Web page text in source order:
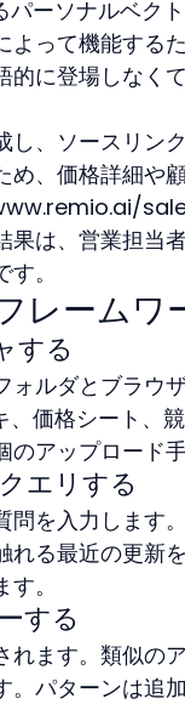
ーソナルベク
って機能する
に登場しなく
、ソースリン
、価格詳細や
は、営業担当
。
レームワ
する
ルダとブラウ
価格シート、
アップロード
エリする
を入力します
る最近の更新
。
する
ます。類似の
パターンは追